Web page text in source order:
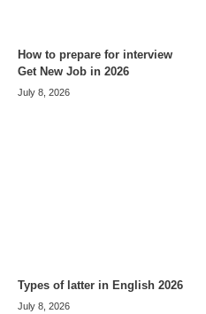
How to prepare for interview
Get New Job in 2026
July 8, 2026
Types of latter in English 2026
July 8, 2026